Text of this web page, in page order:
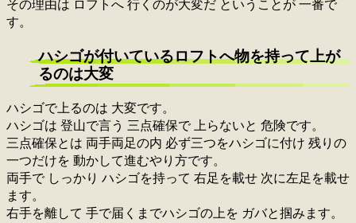
その理由は ロフトへ 行くのが大変だ ということが 一番で
す。
ハシゴが付いているロフトへ物を持って上が
るのは大変
ハシゴで上るのは 大変です。
ハシゴは 登山で言う 三点確保で 上らないと 危険です。
三点確保とは 両手両足の内 必ず三つをハシゴに付け 残りの
一つだけを 動かして進むやり方です。
両手で しっかり ハシゴを持って 右足を載せ 次に左足を載せ
ます。
右手を離して 手で届くまでハシゴの上を ガバと掴みます。